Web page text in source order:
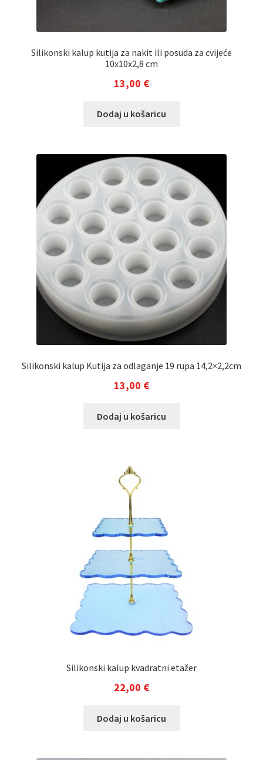
Silikonski kalup kutija za nakit ili posuda za cvijeće
10x10x2,8 cm
13,00 €
Dodaj u košaricu
Silikonski kalup Kutija za odlaganje 19 rupa 14,2×2,2cm
13,00 €
Dodaj u košaricu
Silikonski kalup kvadratni etažer
22,00 €
Dodaj u košaricu